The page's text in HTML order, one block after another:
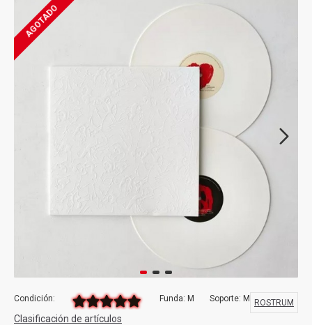
AGOTADO
Condición: Funda: M Soporte: M
Clasificación de artículos
ROSTRUM